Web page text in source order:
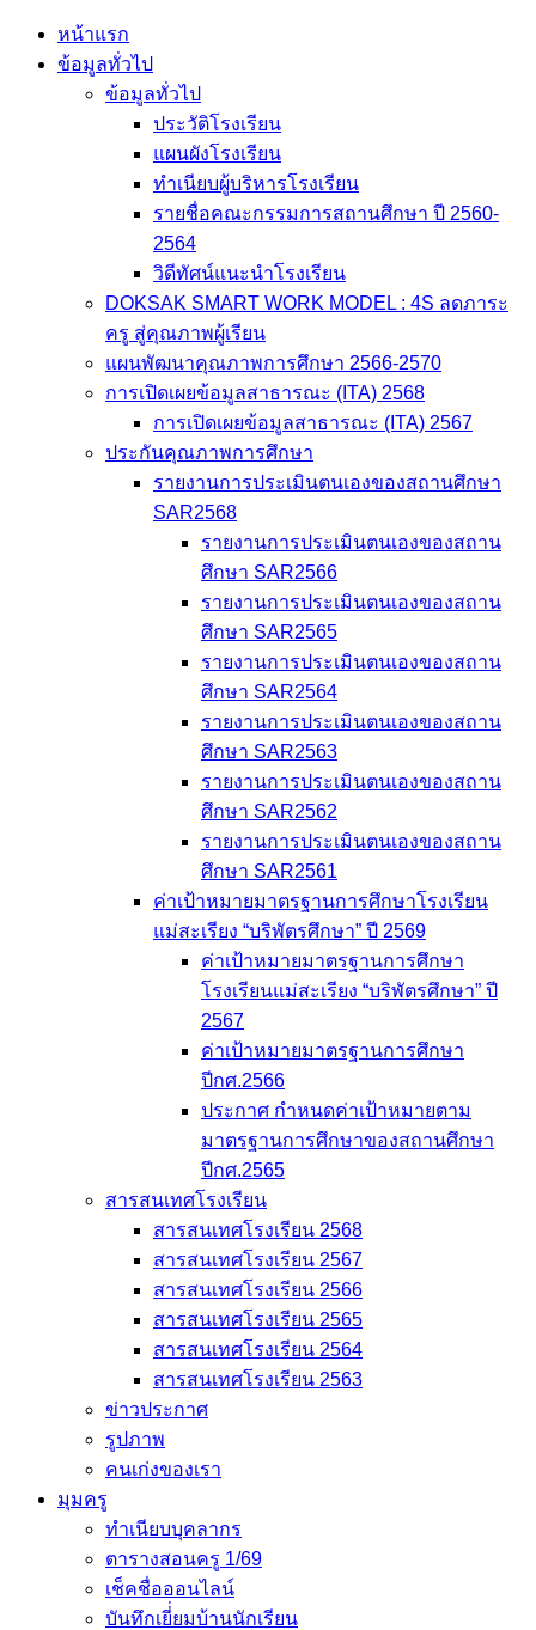
Skip
หน้าแรก
ข้อมูลทั่วไป
ข้อมูลทั่วไป
ประวัติโรงเรียน
แผนผังโรงเรียน
ทำเนียบผู้บริหารโรงเรียน
รายชื่อคณะกรรมการสถานศึกษา ปี 2560-
2564
วิดีทัศน์แนะนำโรงเรียน
DOKSAK SMART WORK MODEL : 4S ลดภาระ
ครู สู่คุณภาพผู้เรียน
แผนพัฒนาคุณภาพการศึกษา 2566-2570
การเปิดเผยข้อมูลสาธารณะ (ITA) 2568
การเปิดเผยข้อมูลสาธารณะ (ITA) 2567
ประกันคุณภาพการศึกษา
รายงานการประเมินตนเองของสถานศึกษา
SAR2568
รายงานการประเมินตนเองของสถาน
ศึกษา SAR2566
รายงานการประเมินตนเองของสถาน
ศึกษา SAR2565
รายงานการประเมินตนเองของสถาน
ศึกษา SAR2564
รายงานการประเมินตนเองของสถาน
ศึกษา SAR2563
รายงานการประเมินตนเองของสถาน
ศึกษา SAR2562
รายงานการประเมินตนเองของสถาน
ศึกษา SAR2561
ค่าเป้าหมายมาตรฐานการศึกษาโรงเรียน
แม่สะเรียง “บริพัตรศึกษา” ปี 2569
ค่าเป้าหมายมาตรฐานการศึกษา
โรงเรียนแม่สะเรียง “บริพัตรศึกษา” ปี
2567
ค่าเป้าหมายมาตรฐานการศึกษา
ปีกศ.2566
ประกาศ กำหนดค่าเป้าหมายตาม
มาตรฐานการศึกษาของสถานศึกษา
ปีกศ.2565
สารสนเทศโรงเรียน
สารสนเทศโรงเรียน 2568
สารสนเทศโรงเรียน 2567
สารสนเทศโรงเรียน 2566
สารสนเทศโรงเรียน 2565
สารสนเทศโรงเรียน 2564
สารสนเทศโรงเรียน 2563
ข่าวประกาศ
รูปภาพ
คนเก่งของเรา
มุมครู
ทำเนียบบุคลากร
ตารางสอนครู 1/69
เช็คชื่อออนไลน์
บันทึกเยี่่ยมบ้านนักเรียน